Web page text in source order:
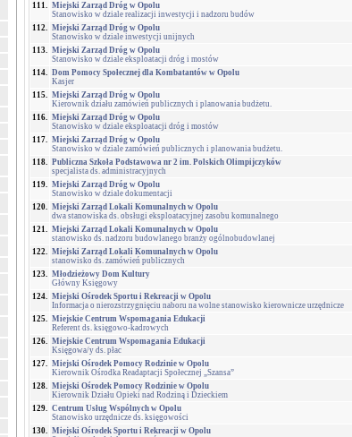
111. Miejski Zarząd Dróg w Opolu
Stanowisko w dziale realizacji inwestycji i nadzoru budów
112. Miejski Zarząd Dróg w Opolu
Stanowisko w dziale inwestycji unijnych
113. Miejski Zarząd Dróg w Opolu
Stanowisko w dziale eksploatacji dróg i mostów
114. Dom Pomocy Społecznej dla Kombatantów w Opolu
Kasjer
115. Miejski Zarząd Dróg w Opolu
Kierownik działu zamówień publicznych i planowania budżetu.
116. Miejski Zarząd Dróg w Opolu
Stanowisko w dziale eksploatacji dróg i mostów
117. Miejski Zarząd Dróg w Opolu
Stanowisko w dziale zamówień publicznych i planowania budżetu.
118. Publiczna Szkoła Podstawowa nr 2 im. Polskich Olimpijczyków
specjalista ds. administracyjnych
119. Miejski Zarząd Dróg w Opolu
Stanowisko w dziale dokumentacji
120. Miejski Zarząd Lokali Komunalnych w Opolu
dwa stanowiska ds. obsługi eksploatacyjnej zasobu komunalnego
121. Miejski Zarząd Lokali Komunalnych w Opolu
stanowisko ds. nadzoru budowlanego branży ogólnobudowlanej
122. Miejski Zarząd Lokali Komunalnych w Opolu
stanowisko ds. zamówień publicznych
123. Młodzieżowy Dom Kultury
Główny Księgowy
124. Miejski Ośrodek Sportu i Rekreacji w Opolu
Informacja o nierozstrzygnięciu naboru na wolne stanowisko kierownicze urzędnicze
125. Miejskie Centrum Wspomagania Edukacji
Referent ds. księgowo-kadrowych
126. Miejskie Centrum Wspomagania Edukacji
Księgowa/y ds. płac
127. Miejski Ośrodek Pomocy Rodzinie w Opolu
Kierownik Ośrodka Readaptacji Społecznej „Szansa”
128. Miejski Ośrodek Pomocy Rodzinie w Opolu
Kierownik Działu Opieki nad Rodziną i Dzieckiem
129. Centrum Usług Wspólnych w Opolu
Stanowisko urzędnicze ds. księgowości
130. Miejski Ośrodek Sportu i Rekreacji w Opolu